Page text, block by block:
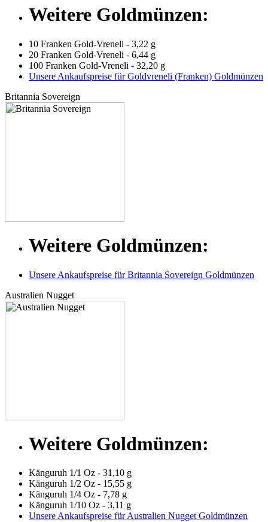
Weitere Goldmünzen:
10 Franken Gold-Vreneli - 3,22 g
20 Franken Gold-Vreneli - 6,44 g
100 Franken Gold-Vreneli - 32,20 g
Unsere Ankaufspreise für Goldvreneli (Franken) Goldmünzen
Britannia Sovereign
Weitere Goldmünzen:
Unsere Ankaufspreise für Britannia Sovereign Goldmünzen
Australien Nugget
Weitere Goldmünzen:
Känguruh 1/1 Oz - 31,10 g
Känguruh 1/2 Oz - 15,55 g
Känguruh 1/4 Oz - 7,78 g
Känguruh 1/10 Oz - 3,11 g
Unsere Ankaufspreise für Australien Nugget Goldmünzen